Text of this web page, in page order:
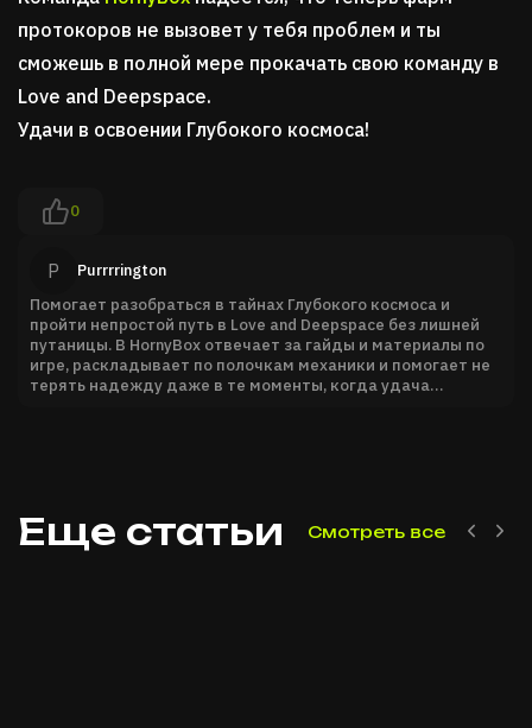
протокоров не вызовет у тебя проблем и ты
сможешь в полной мере прокачать свою команду в
Love and Deepspace.
Удачи в освоении Глубокого космоса!
0
P
Purrrrington
Помогает разобраться в тайнах Глубокого космоса и
пройти непростой путь в Love and Deepspace без лишней
путаницы. В HornyBox отвечает за гайды и материалы по
игре, раскладывает по полочкам механики и помогает не
терять надежду даже в те моменты, когда удача
Еще статьи Смотреть все